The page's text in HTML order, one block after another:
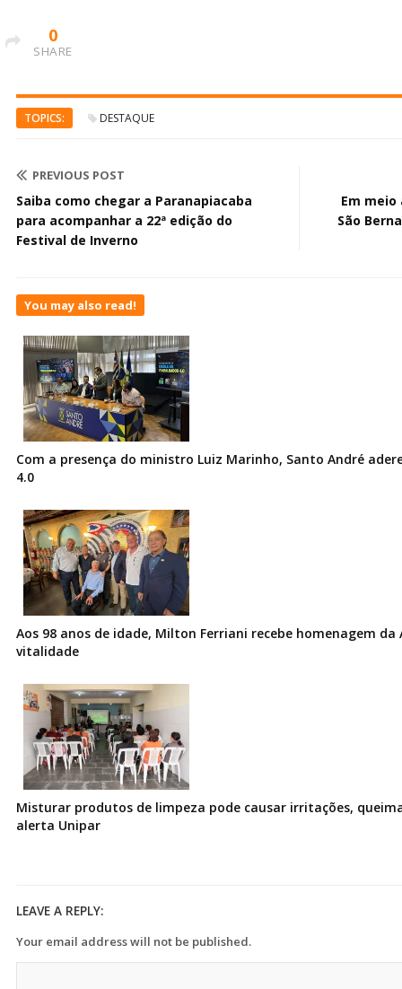
0
SHARE
TOPICS: DESTAQUE
PREVIOUS POST
Saiba como chegar a Paranapiacaba
para acompanhar a 22ª edição do
Festival de Inverno
Em
São
You may also read!
Com a presença do ministro Luiz Marinho, Santo André
4.0
Aos 98 anos de idade, Milton Ferriani recebe homenagem da
vitalidade
Misturar produtos de limpeza pode causar irritações,
alerta Unipar
LEAVE A REPLY:
Your email address will not be published.